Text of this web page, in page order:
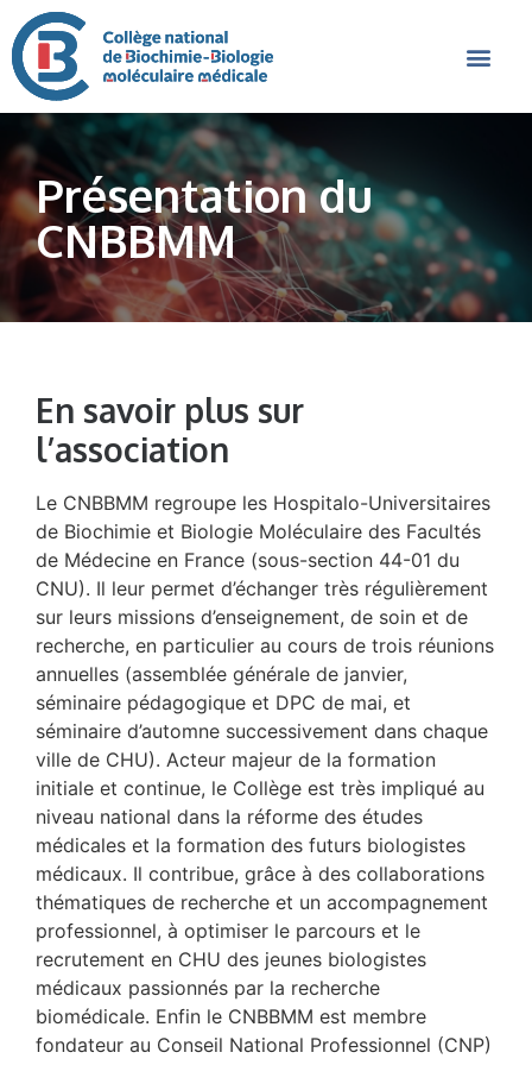
Présentation du
CNBBMM
En savoir plus sur
l’association
Le CNBBMM regroupe les Hospitalo-Universitaires
de Biochimie et Biologie Moléculaire des Facultés
de Médecine en France (sous-section 44-01 du
CNU). Il leur permet d’échanger très régulièrement
sur leurs missions d’enseignement, de soin et de
recherche, en particulier au cours de trois réunions
annuelles (assemblée générale de janvier,
séminaire pédagogique et DPC de mai, et
séminaire d’automne successivement dans chaque
ville de CHU). Acteur majeur de la formation
initiale et continue, le Collège est très impliqué au
niveau national dans la réforme des études
médicales et la formation des futurs biologistes
médicaux. Il contribue, grâce à des collaborations
thématiques de recherche et un accompagnement
professionnel, à optimiser le parcours et le
recrutement en CHU des jeunes biologistes
médicaux passionnés par la recherche
biomédicale. Enfin le CNBBMM est membre
fondateur au Conseil National Professionnel (CNP)